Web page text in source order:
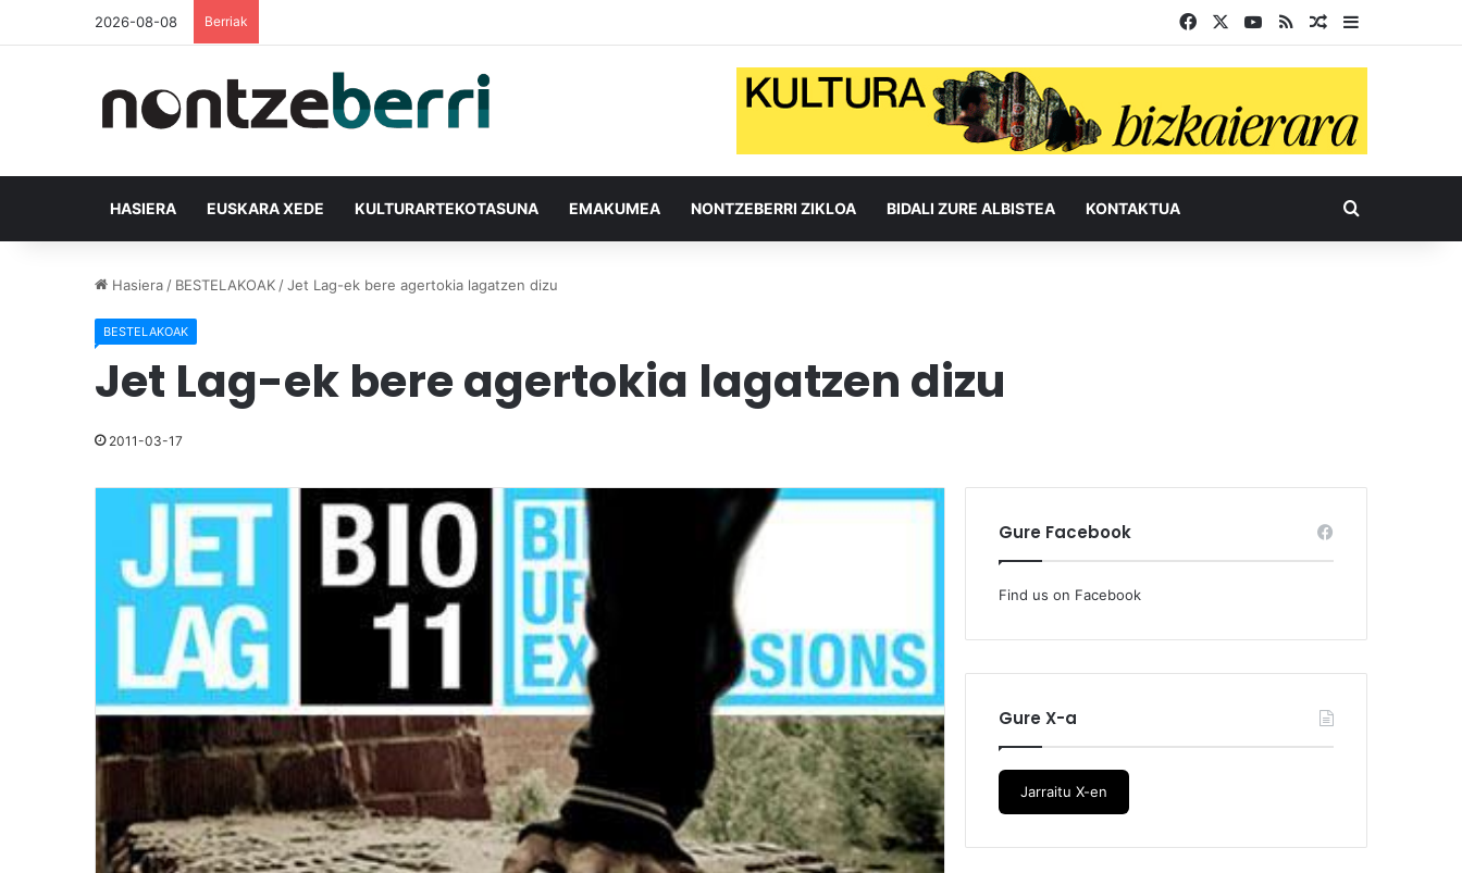
2026-08-08 Berriak Facebook YouTube
RSS Ausazko
HASIERA EUSKARA XEDE KULTURARTEKOTASUNA EMAKUMEA NONTZEBERRI ZIKLOA BIDALI ZURE ALBISTEA KONTAKTUA Bilatu
Hasiera / BESTELAKOAK /Jet Lag-ek bere agertokia lagatzen dizu
BESTELAKOAK
Jet Lag-ek bere agertokia lagatzen dizu
2011-03-17
Gure Facebook
Find us on Facebook
Gure X-a
Jarraitu X-en